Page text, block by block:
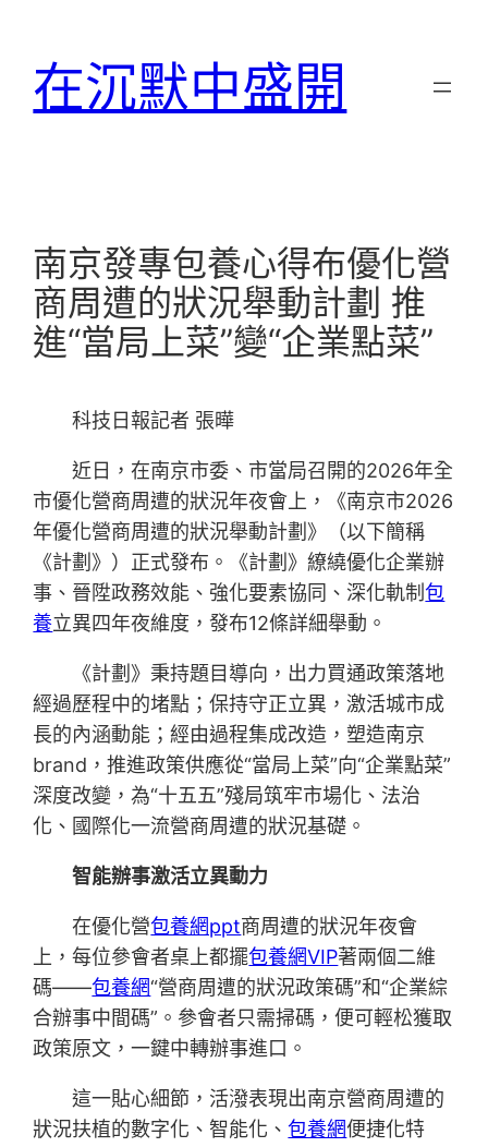
在沉默中盛開
南京發專包養心得布優化營
商周遭的狀況舉動計劃 推
進“當局上菜”變“企業點菜”
科技日報記者 張曄
近日，在南京市委、市當局召開的2026年全
市優化營商周遭的狀況年夜會上，《南京市2026
年優化營商周遭的狀況舉動計劃》（以下簡稱
《計劃》）正式發布。《計劃》繚繞優化企業辦
事、晉陞政務效能、強化要素協同、深化軌制包
養立異四年夜維度，發布12條詳細舉動。
《計劃》秉持題目導向，出力買通政策落地
經過歷程中的堵點；保持守正立異，激活城市成
長的內涵動能；經由過程集成改造，塑造南京
brand，推進政策供應從“當局上菜”向“企業點菜”
深度改變，為“十五五”殘局筑牢市場化、法治
化、國際化一流營商周遭的狀況基礎。
智能辦事激活立異動力
在優化營包養網ppt商周遭的狀況年夜會
上，每位參會者桌上都擺包養網VIP著兩個二維
碼——包養網“營商周遭的狀況政策碼”和“企業綜
合辦事中間碼”。參會者只需掃碼，便可輕松獲取
政策原文，一鍵中轉辦事進口。
這一貼心細節，活潑表現出南京營商周遭的
狀況扶植的數字化、智能化、包養網便捷化特